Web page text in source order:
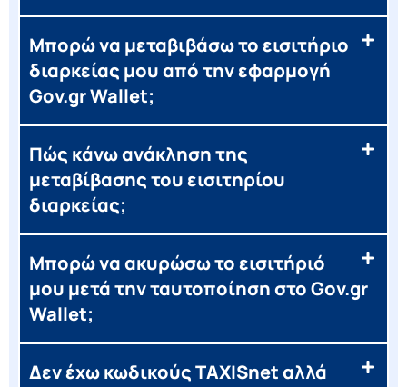
Μπορώ να μεταβιβάσω το εισιτήριο
διαρκείας μου από την εφαρμογή
Gov.gr Wallet;
Πώς κάνω ανάκληση της
μεταβίβασης του εισιτηρίου
διαρκείας;
Μπορώ να ακυρώσω το εισιτήριό
μου μετά την ταυτοποίηση στο Gov.gr
Wallet;
Δεν έχω κωδικούς TAXISnet αλλά